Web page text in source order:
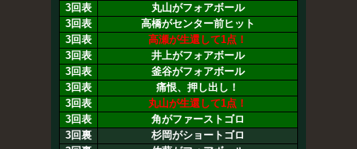
3回表
丸山がフォアボール
3回表
高橋がセンター前ヒット
3回表
高瀬が生還して1点！
3回表
井上がフォアボール
3回表
釜谷がフォアボール
3回表
痛恨、押し出し！
3回表
丸山が生還して1点！
3回表
角がファーストゴロ
3回裏
杉岡がショートゴロ